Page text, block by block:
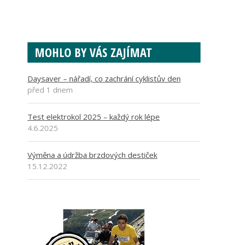
MOHLO BY VÁS ZAJÍMAT
Daysaver – nářadí, co zachrání cyklistův den
před 1 dnem
Test elektrokol 2025 – každý rok lépe
4.6.2025
Výměna a údržba brzdových destiček
15.12.2022